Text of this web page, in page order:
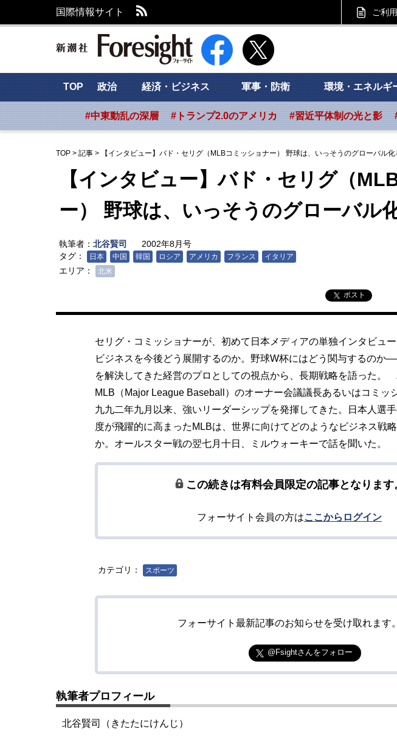
国際情報サイト ご利
新潮社 Foresight フォーサイト
TOP 政治 経済・ビジネス 軍事・防衛 環境・エネルギ
#中東動乱の深層 #トランプ2.0のアメリカ #習近平体制の光と影
TOP > 記事 > 【インタビュー】バド・セリグ（MLBコミッショナー） 野球は、いっそうのグローバル
【インタビュー】バド・セリグ（
ー） 野球は、いっそうのグローバル
執筆者： 北谷賢司
2002年8月号
タグ：
日本 中国 韓国 ロシア アメリカ フランス イタリア
エリア： 北米
ポスト
セリグ・コミッショナーが、初めて日本メディアの単独インタビュ
ビジネスを今後どう展開するのか。野球W杯にはどう関与するのか
を解決してきた経営のプロとしての視点から、長期戦略を語った。
MLB（Major League Baseball）のオーナー会議議長あるいはコミッ
九九二年九月以来、強いリーダーシップを発揮してきた。日本人選
度が飛躍的に高まったMLBは、世界に向けてどのようなビジネス戦
か。オールスター戦の翌七月十日、ミルウォーキーで話を聞いた。
この続きは有料会員限定の記事となります
フォーサイト会員の方はここからログイン
カテゴリ： スポーツ
フォーサイト最新記事のお知らせを受け取れます。
@Fsightさんをフォロー
執筆者プロフィール
北谷賢司（きたたにけんじ）